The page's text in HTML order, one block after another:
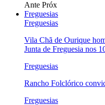
Ante Próx
Freguesias
Freguesias
Vila Chã de Ourique
Junta de Freguesia nos
Freguesias
Rancho Folclórico
Freguesias